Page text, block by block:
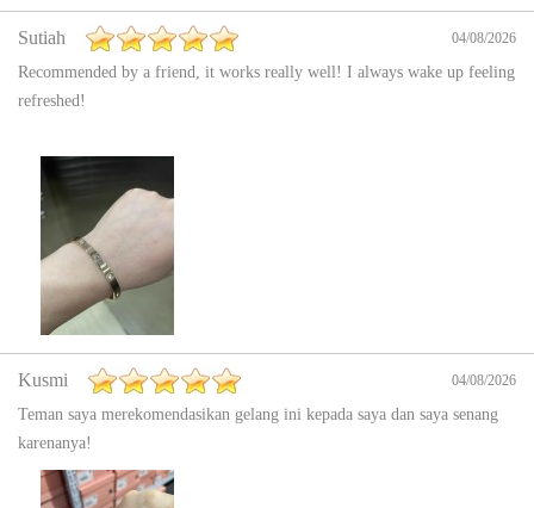
Sutiah 04/08/2026
Recommended by a friend, it works really well! I always wake up feeling
refreshed!
Kusmi 04/08/2026
Teman saya merekomendasikan gelang ini kepada saya dan saya senang
karenanya!